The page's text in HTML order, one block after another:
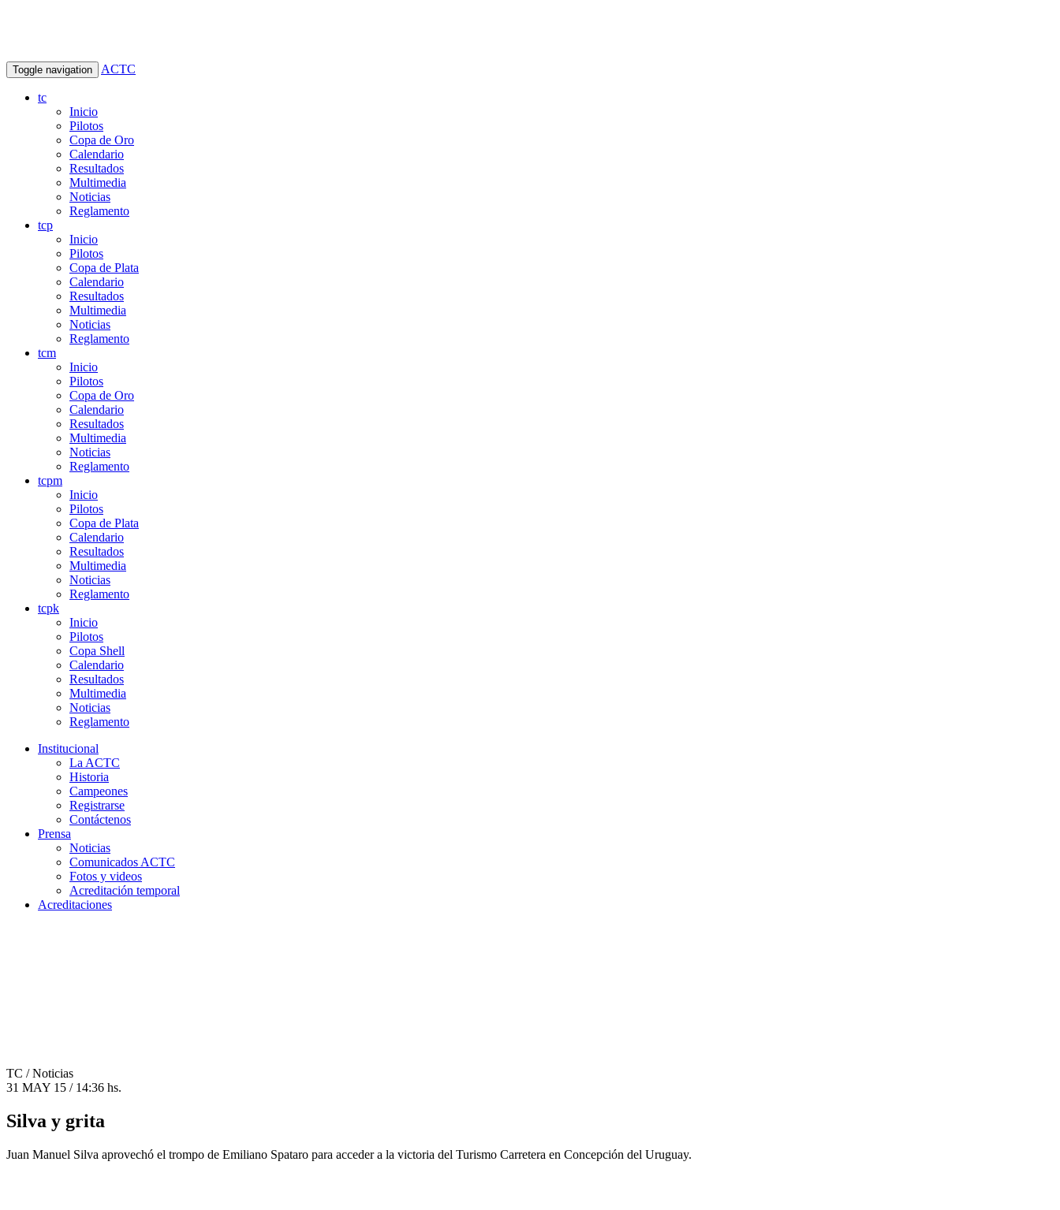
Toggle navigation ACTC
tc
Inicio
Pilotos
Copa de Oro
Calendario
Resultados
Multimedia
Noticias
Reglamento
tcp
Inicio
Pilotos
Copa de Plata
Calendario
Resultados
Multimedia
Noticias
Reglamento
tcm
Inicio
Pilotos
Copa de Oro
Calendario
Resultados
Multimedia
Noticias
Reglamento
tcpm
Inicio
Pilotos
Copa de Plata
Calendario
Resultados
Multimedia
Noticias
Reglamento
tcpk
Inicio
Pilotos
Copa Shell
Calendario
Resultados
Multimedia
Noticias
Reglamento
Institucional
La ACTC
Historia
Campeones
Registrarse
Contáctenos
Prensa
Noticias
Comunicados ACTC
Fotos y videos
Acreditación temporal
Acreditaciones
TC / Noticias
31 MAY 15 / 14:36 hs.
Silva y grita
Juan Manuel Silva aprovechó el trompo de Emiliano Spataro para acceder a la victoria del Turismo Carretera en Concepción del Uruguay.